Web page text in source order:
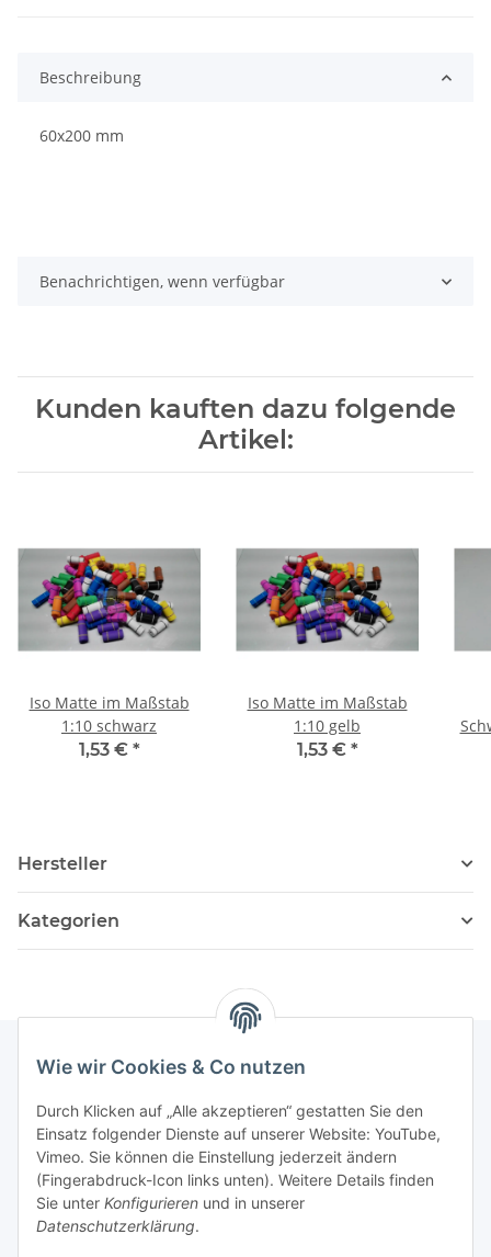
Wie wir Cookies & Co nutzen
Durch Klicken auf „Alle akzeptieren“ gestatten Sie den
Einsatz folgender Dienste auf unserer Website: YouTube,
Vimeo. Sie können die Einstellung jederzeit ändern
(Fingerabdruck-Icon links unten). Weitere Details finden
Sie unter Konfigurieren und in unserer
Datenschutzerklärung.
Beschreibung
60x200 mm
Benachrichtigen, wenn verfügbar
Kunden kauften dazu folgende
Artikel:
Iso Matte im Maßstab
1:10 schwarz
1,53 € *
Iso Matte im Maßstab
1:10 gelb
1,53 € *
Hersteller
Kategorien
Informationen
036204. 803903
Achtung!!!